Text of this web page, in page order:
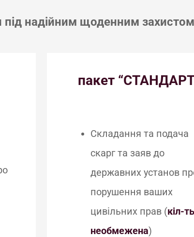
під надійним щоденним
пакет
Складання та подача
скарг та заяв до
державних установ
порушення ваших
цивільних прав (кіл-ть
необмежена)